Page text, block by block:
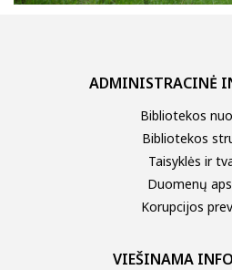
ADMINISTRACINĖ
Bibliotekos
Bibliotekos
Taisyklės ir
Duomenų
Korupcijos
VIEŠINAMA